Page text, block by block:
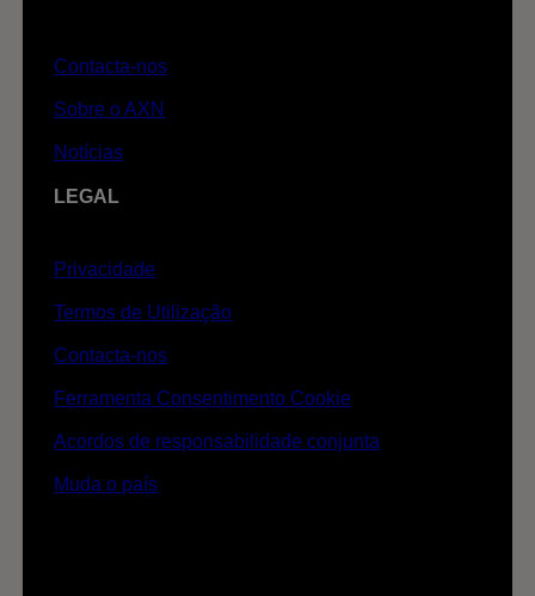
Contacta-nos
Sobre o AXN
Notícias
LEGAL
Privacidade
Termos de Utilização
Contacta-nos
Ferramenta Consentimento Cookie
Acordos de responsabilidade conjunta
Muda o país